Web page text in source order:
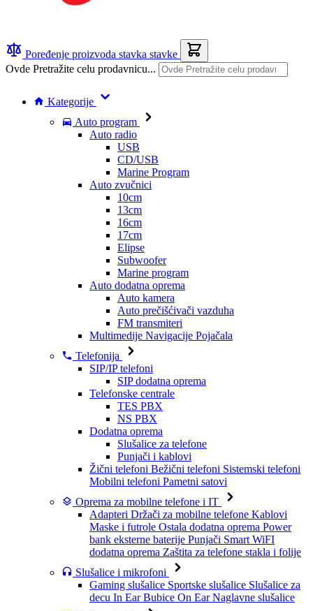
Poređenje proizvoda stavka stavke
Ovde Pretražite celu prodavnicu...
Kategorije
Auto program
Auto radio
USB
CD/USB
Marine Program
Auto zvučnici
10cm
13cm
16cm
17cm
Elipse
Subwoofer
Marine program
Auto dodatna oprema
Auto kamera
Auto prečišćivači vazduha
FM transmiteri
Multimedije Navigacije Pojačala
Telefonija
SIP/IP telefoni
SIP dodatna oprema
Telefonske centrale
TES PBX
NS PBX
Dodatna oprema
Slušalice za telefone
Punjači i kablovi
Žični telefoni Bežični telefoni Sistemski telefoni
Mobilni telefoni Pametni satovi
Oprema za mobilne telefone i IT
Adapteri Držači za mobilne telefone Kablovi
Maske i futrole Ostala dodatna oprema Power
bank eksterne baterije Punjači Smart WiFI
dodatna oprema Zaštita za telefone stakla i folije
Slušalice i mikrofoni
Gaming slušalice Sportske slušalice Slušalice za
decu In Ear Bubice On Ear Naglavne slušalice